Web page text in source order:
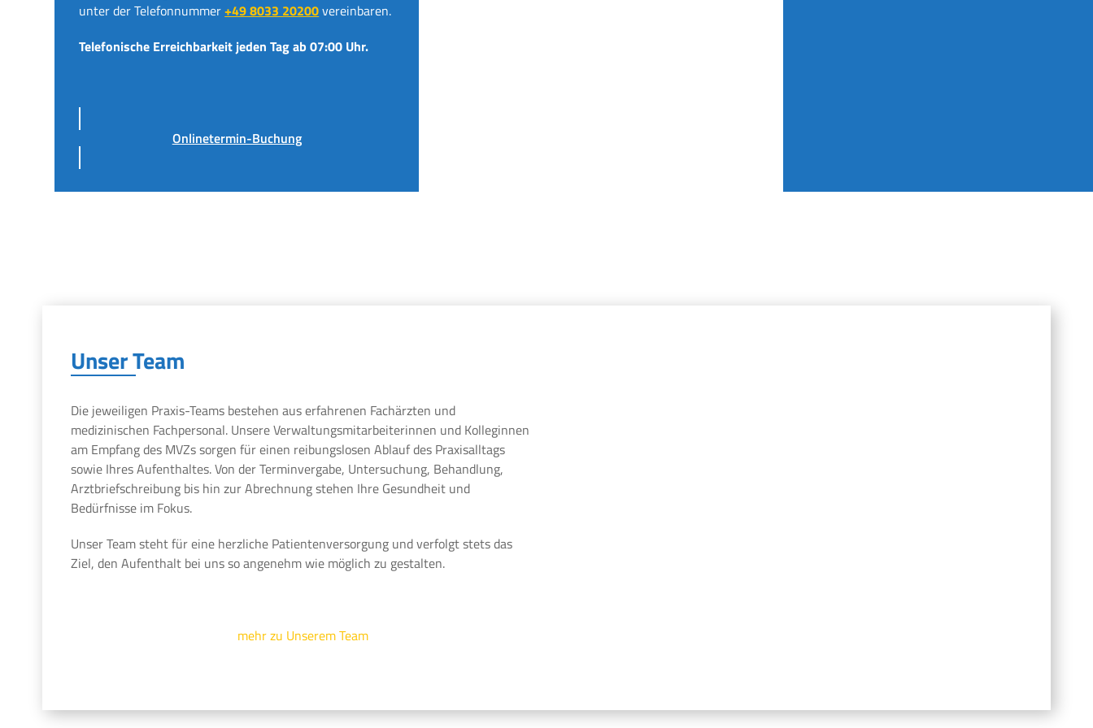
unter der Telefonnummer+49 8033 20200vereinbaren.
Telefonische Erreichbarkeit jeden Tag ab 07:00 Uhr.
Onlinetermin-Buchung
Unser Team
Die jeweiligen Praxis-Teams bestehen aus erfahrenen Fachärzten und
medizinischen Fachpersonal. Unsere Verwaltungsmitarbeiterinnen und Kolleginnen
am Empfang des MVZs sorgen für einen reibungslosen Ablauf des Praxisalltags
sowie Ihres Aufenthaltes. Von der Terminvergabe, Untersuchung, Behandlung,
Arztbriefschreibung bis hin zur Abrechnung stehen Ihre Gesundheit und
Bedürfnisse im Fokus.
Unser Team steht für eine herzliche Patientenversorgung und verfolgt stets das
Ziel, den Aufenthalt bei uns so angenehm wie möglich zu gestalten.
mehr zu Unserem Team